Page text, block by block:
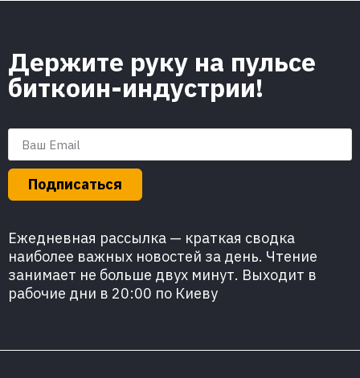
Держите руку на пульсе
биткоин-индустрии!
Подписаться
Ежедневная рассылка — краткая сводка
наиболее важных новостей за день. Чтение
занимает не больше двух минут. Выходит в
рабочие дни в 20:00 по Киеву